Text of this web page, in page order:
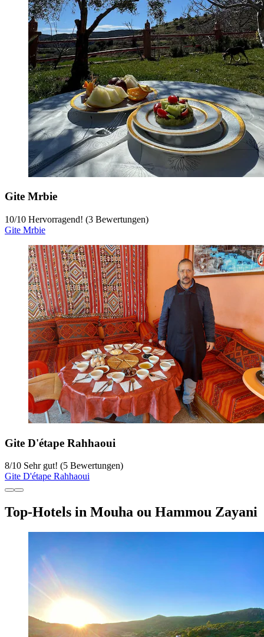
Gite Mrbie
10/10 Hervorragend! (3 Bewertungen)
Gite Mrbie
Gite D'étape Rahhaoui
8/10 Sehr gut! (5 Bewertungen)
Gite D'étape Rahhaoui
Top-Hotels in Mouha ou Hammou Zayani